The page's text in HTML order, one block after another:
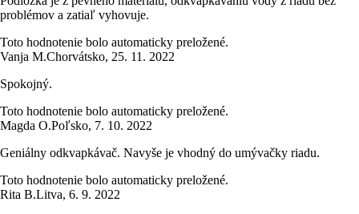
problémov a zatiaľ vyhovuje.
Toto hodnotenie bolo automaticky preložené.
Vanja M.Chorvátsko, 25. 11. 2022
Spokojný.
Toto hodnotenie bolo automaticky preložené.
Magda O.Poľsko, 7. 10. 2022
Geniálny odkvapkávač. Navyše je vhodný do umývačky riadu.
Toto hodnotenie bolo automaticky preložené.
Rita B.Litva, 6. 9. 2022